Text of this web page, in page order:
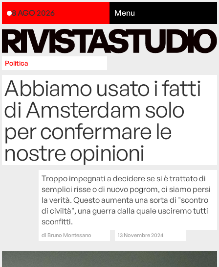
8 AGO 2026 Menu
Politica
Abbiamo usato i fatti
di Amsterdam solo
per confermare le
nostre opinioni
Troppo impegnati a decidere se si è trattato di
semplici risse o di nuovo pogrom, ci siamo persi
la verità. Questo aumenta una sorta di "scontro
di civiltà", una guerra dalla quale usciremo tutti
sconfitti.
di Bruno Montesano 13 Novembre 2024